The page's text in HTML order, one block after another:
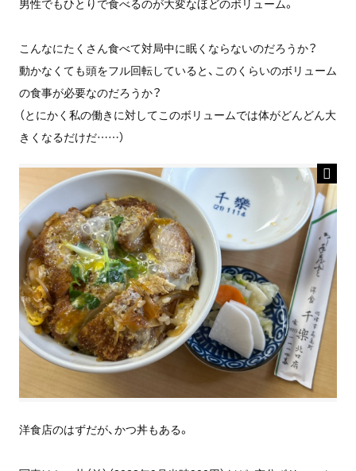
男性でもひとりで食べるのが大変なほどのボリューム。
こんなにたくさん食べて対局中に眠くならないのだろうか？
動かなくても頭をフル回転していると、このくらいのボリューム
の食事が必要なのだろうか？
（とにかく私の働きに対してこのボリュームでは体がどんどん大
きくなるだけだ……）
洋食店のはずだが、かつ丼もある。